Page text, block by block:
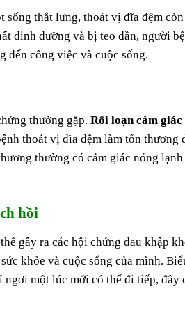
thắt lưng, thoát vị đĩa đệm
dinh dưỡng và bị teo dần, người
đến công việc và cuộc sống.
thường gặp. Rối loạn cảm giác
thoát vị đĩa đệm làm tổn thương
thường có cảm giác nóng
hồi
gây ra các hội chứng đau khập
khỏe và cuộc sống của mình.
một lúc mới có thể đi tiếp, đây